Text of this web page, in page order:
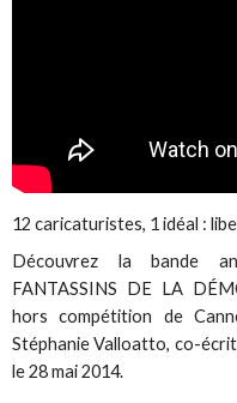
12 caricaturistes, 1 idéal :
Découvrez la bande
FANTASSINS DE LA
hors compétition de
Stéphanie Valloatto, co-
le 28 mai 2014.